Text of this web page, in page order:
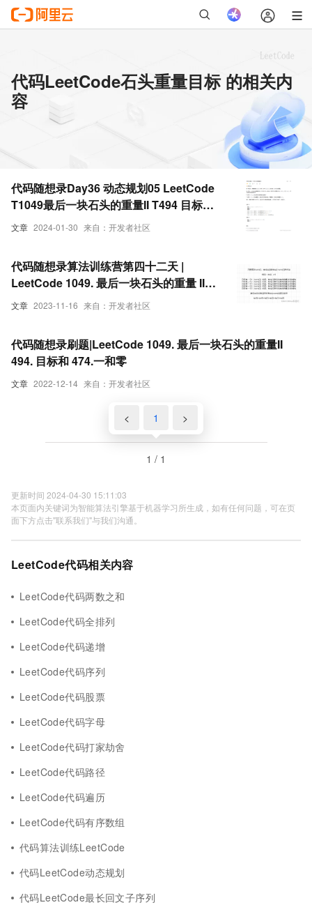
代码LeetCode石头重量目标 的相关内
容
文章 2024-01-30 来自：开发者社区
代码随想录Day36 动态规划05 LeetCode
T1049最后一块石头的重量II T494 目标和
T474 一和零
文章 2023-11-16 来自：开发者社区
代码随想录算法训练营第四十二天 |
LeetCode 1049. 最后一块石头的重量 II、
494. 目标和、474. 一和零
文章 2022-12-14 来自：开发者社区
代码随想录刷题|LeetCode 1049. 最后一块石头的重量II
494. 目标和 474.一和零
< 1 >
1 / 1
更新时间 2024-04-30 15:11:03
本页面内关键词为智能算法引擎基于机器学习所生成，如有任何问题，可在页
面下方点击"联系我们"与我们沟通。
LeetCode代码相关内容
LeetCode代码两数之和
LeetCode代码全排列
LeetCode代码递增
LeetCode代码序列
LeetCode代码股票
LeetCode代码字母
LeetCode代码打家劫舍
LeetCode代码路径
LeetCode代码遍历
LeetCode代码有序数组
代码算法训练LeetCode
代码LeetCode动态规划
代码LeetCode最长回文子序列